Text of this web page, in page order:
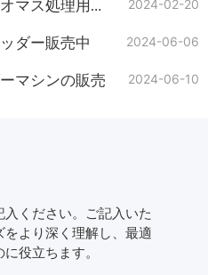
グリーン廃棄物およびバイオマス処理用ツインシャフトシュレッダー 2024-02-20
ダー販売中 2024-06-06
マシンの販売 2024-06-10
ください。ご記入いた
より深く理解し、最適
役立ちます。